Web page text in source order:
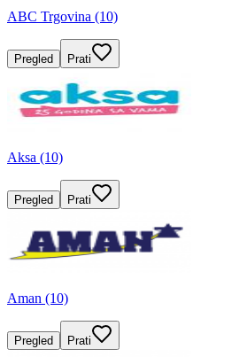
ABC Trgovina (10)
Pregled Prati
Aksa (10)
Pregled Prati
Aman (10)
Pregled Prati